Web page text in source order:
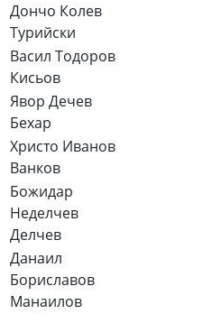
Дончо Колев
Турийски
Васил Тодоров
Кисьов
Явор Дечев
Бехар
Христо Иванов
Ванков
Божидар
Неделчев
Делчев
Данаил
Бориславов
Манаилов